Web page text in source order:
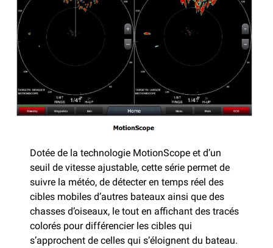
Dotée de la technologie MotionScope et d’un
seuil de vitesse ajustable, cette série permet de
suivre la météo, de détecter en temps réel des
cibles mobiles d’autres bateaux ainsi que des
chasses d’oiseaux, le tout en affichant des tracés
colorés pour différencier les cibles qui
s’approchent de celles qui s’éloignent du bateau.